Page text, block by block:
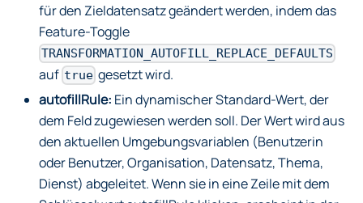
für den Zieldatensatz geändert werden, indem das
Feature-Toggle
TRANSFORMATION_AUTOFILL_REPLACE_DEFAULTS
auf true gesetzt wird.
autofillRule: Ein dynamischer Standard-Wert, der
dem Feld zugewiesen werden soll. Der Wert wird aus
den aktuellen Umgebungsvariablen (Benutzerin
oder Benutzer, Organisation, Datensatz, Thema,
Dienst) abgeleitet. Wenn sie in eine Zeile mit dem